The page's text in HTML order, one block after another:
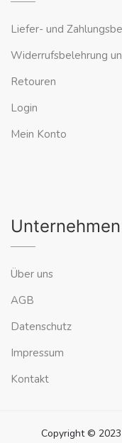
Liefer- und
Widerrufsbelehrung
Retouren
Login
Mein Konto
Unternehmen
Über uns
AGB
Datenschutz
Impressum
Kontakt
Copyright ©